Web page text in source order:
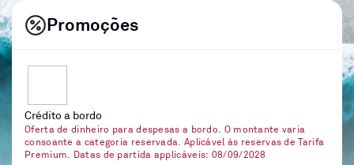
Promoções
Crédito a bordo
Oferta de dinheiro para despesas a bordo. O montante varia
consoante a categoria reservada. Aplicável às reservas de Tarifa
Premium. Datas de partida applicáveis: 08/09/2028